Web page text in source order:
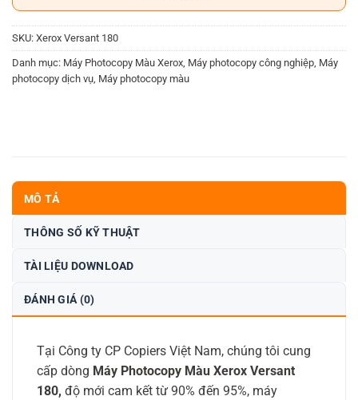
SKU: Xerox Versant 180
Danh mục: Máy Photocopy Màu Xerox Máy photocopy công nghiệp Máy
photocopy dịch vụ Máy photocopy màu
MÔ TẢ
THÔNG SỐ KỸ THUẬT
TÀI LIỆU DOWNLOAD
ĐÁNH GIÁ (0)
Tại Công ty CP Copiers Việt Nam, chúng tôi cung
cấp dòng Máy Photocopy Màu Xerox Versant
180, độ mới cam kết từ 90% đến 95%, máy